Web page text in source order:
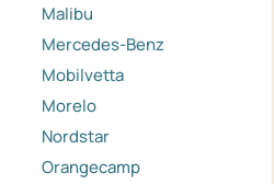
Malibu
Mercedes-Benz
Mobilvetta
Morelo
Nordstar
Orangecamp